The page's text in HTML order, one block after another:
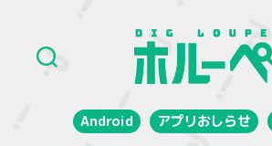
ル
ー
Android アプリおしらせ